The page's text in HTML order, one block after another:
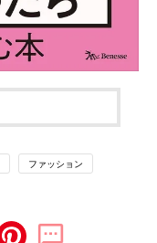
ファッション